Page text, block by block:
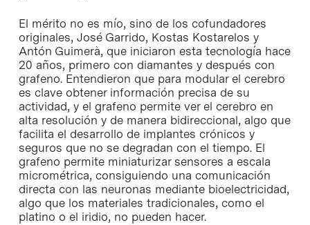
El mérito no es mío, sino de los cofundadores
originales, José Garrido, Kostas Kostarelos y
Antón Guimerà, que iniciaron esta tecnología hace
20 años, primero con diamantes y después con
grafeno. Entendieron que para modular el cerebro
es clave obtener información precisa de su
actividad, y el grafeno permite ver el cerebro en
alta resolución y de manera bidireccional, algo que
facilita el desarrollo de implantes crónicos y
seguros que no se degradan con el tiempo. El
grafeno permite miniaturizar sensores a escala
micrométrica, consiguiendo una comunicación
directa con las neuronas mediante bioelectricidad,
algo que los materiales tradicionales, como el
platino o el iridio, no pueden hacer.